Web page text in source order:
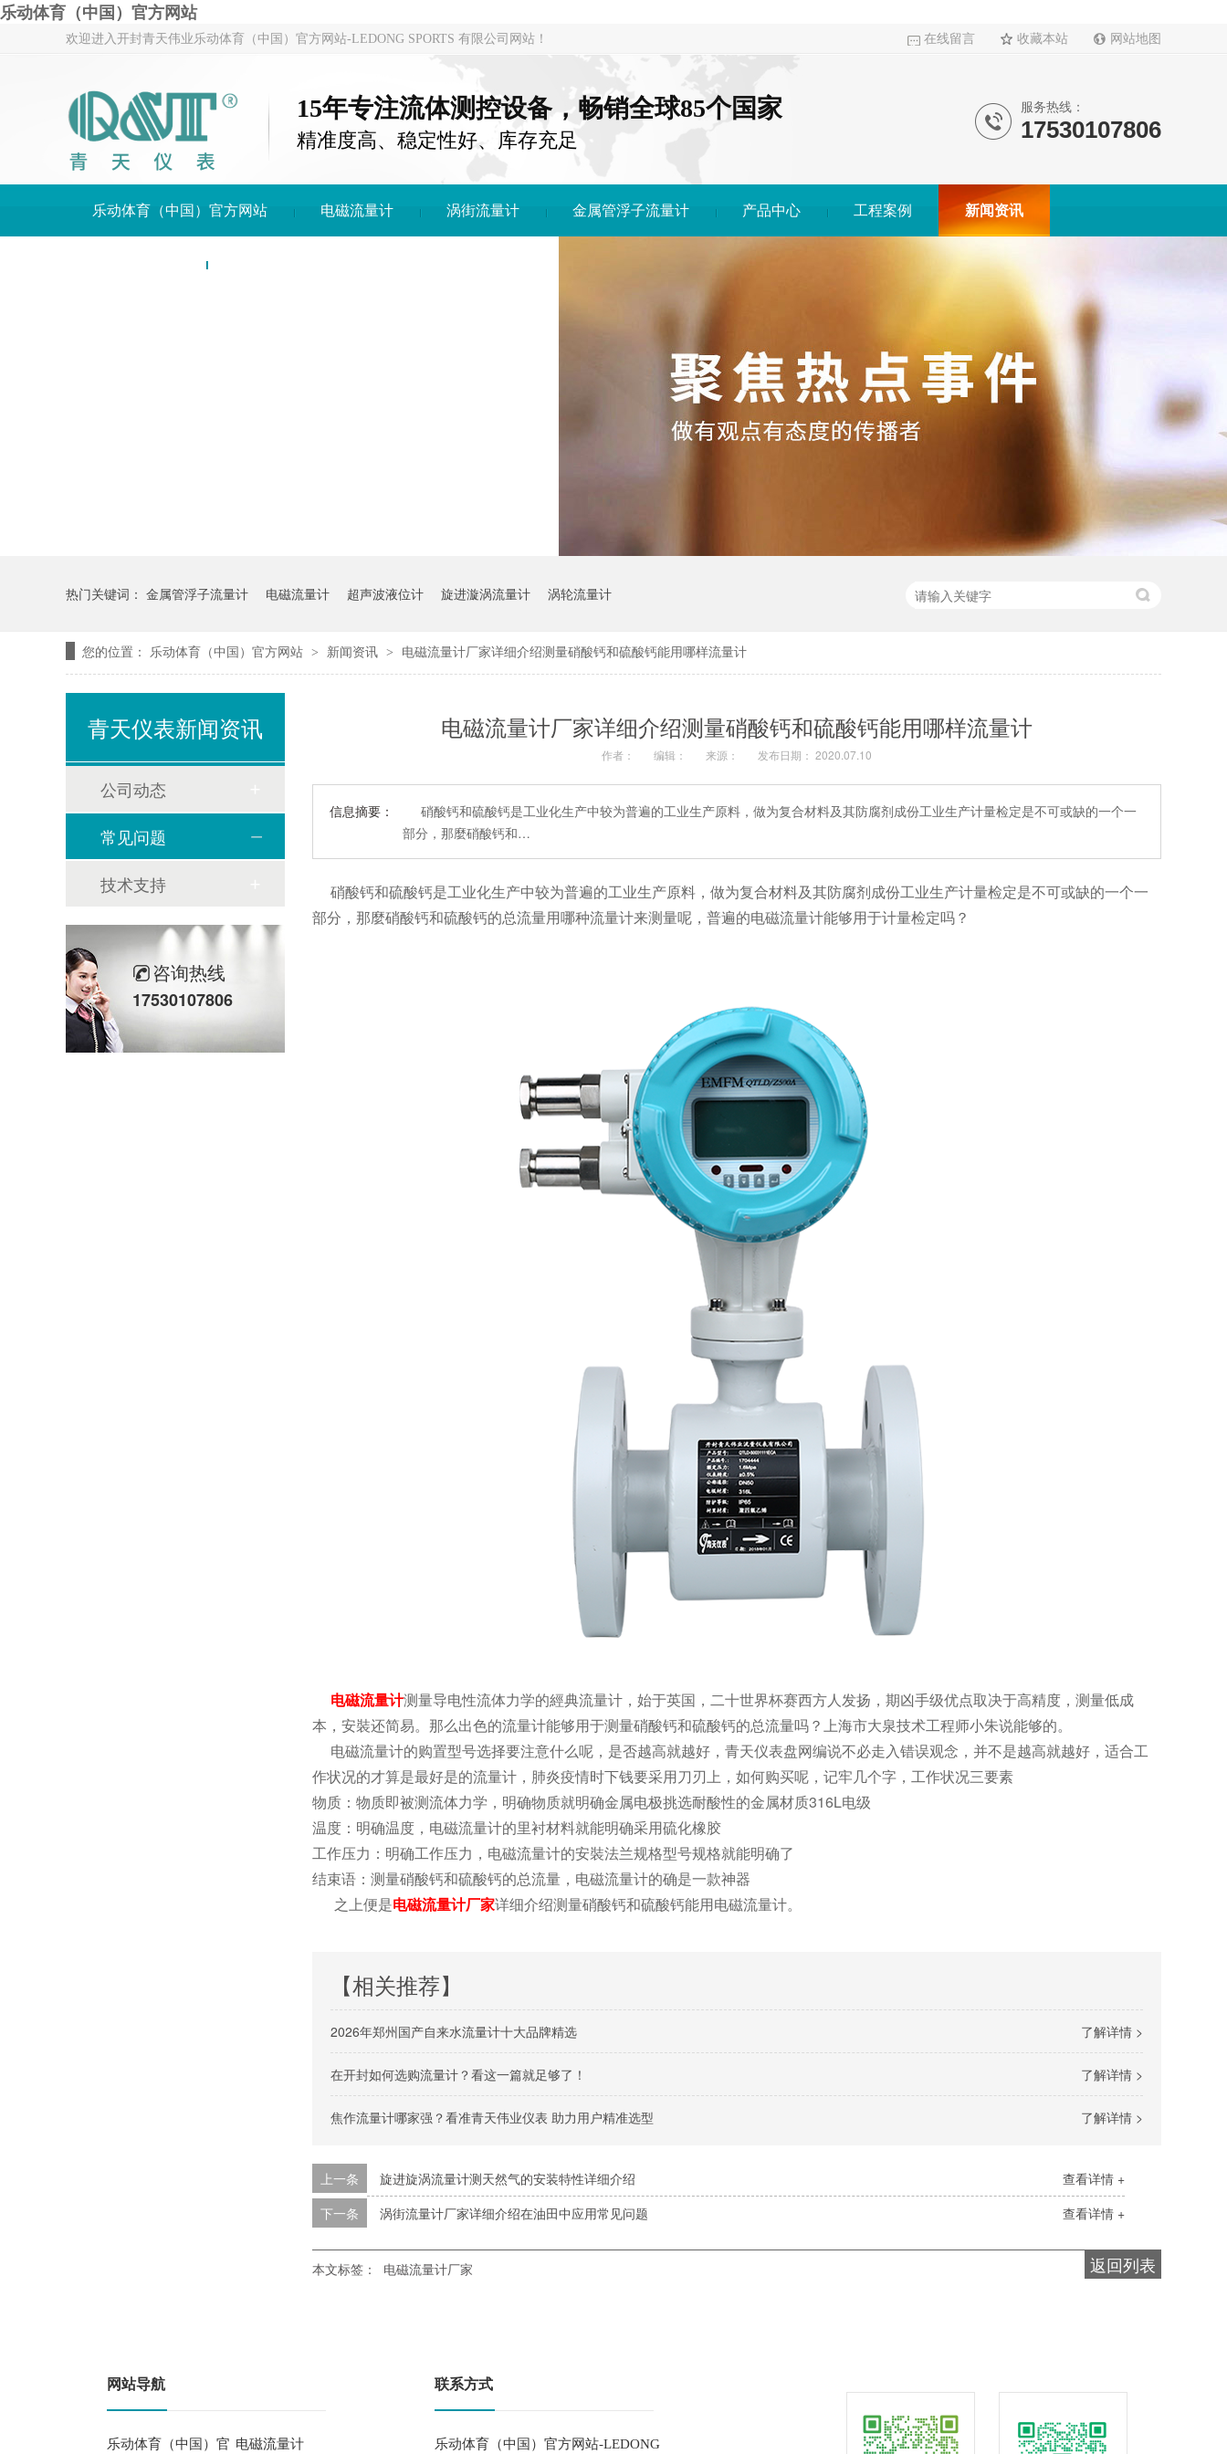
乐动体育（中国）官方网站
在线留言 收藏本站 网站地图
欢迎进入开封青天伟业乐动体育（中国）官方网站-LEDONG SPORTS 有限公司网站！
15年专注流体测控设备，畅销全球85个国家
精准度高、稳定性好、库存充足
服务热线：
17530107806
乐动体育（中国）官方网站 电磁流量计 涡街流量计 金属管浮子流量计 产品中心 工程案例 新闻资讯
热门关键词： 金属管浮子流量计 电磁流量计 超声波液位计 旋进漩涡流量计 涡轮流量计
您的位置： 乐动体育（中国）官方网站 > 新闻资讯 > 电磁流量计厂家详细介绍测量硝酸钙和硫酸钙能用哪样流量计
电磁流量计厂家详细介绍测量硝酸钙和硫酸钙能用哪样流量计
作者： 编辑： 来源： 发布日期： 2020.07.10
信息摘要：
硝酸钙和硫酸钙是工业化生产中较为普遍的工业生产原料，做为复合材料及其防腐剂成份工业生产计量检定是不可或缺的一个一
部分，那麼硝酸钙和…
硝酸钙和硫酸钙是工业化生产中较为普遍的工业生产原料，做为复合材料及其防腐剂成份工业生产计量检定是不可或缺的一个一
部分，那麼硝酸钙和硫酸钙的总流量用哪种流量计来测量呢，普遍的电磁流量计能够用于计量检定吗？
电磁流量计测量导电性流体力学的經典流量计，始于英国，二十世界杯赛西方人发扬，期凶手级优点取决于高精度，测量低成
本，安裝还简易。那么出色的流量计能够用于测量硝酸钙和硫酸钙的总流量吗？上海市大泉技术工程师小朱说能够的。
电磁流量计的购置型号选择要注意什么呢，是否越高就越好，青天仪表盘网编说不必走入错误观念，并不是越高就越好，适合工
作状况的才算是最好是的流量计，肺炎疫情时下钱要采用刀刃上，如何购买呢，记牢几个字，工作状况三要素
物质：物质即被测流体力学，明确物质就明确金属电极挑选耐酸性的金属材质316L电级
温度：明确温度，电磁流量计的里衬材料就能明确采用硫化橡胶
工作压力：明确工作压力，电磁流量计的安裝法兰规格型号规格就能明确了
结束语：测量硝酸钙和硫酸钙的总流量，电磁流量计的确是一款神器
之上便是电磁流量计厂家详细介绍测量硝酸钙和硫酸钙能用电磁流量计。
【相关推荐】
了解详情 >
2026年郑州国产自来水流量计十大品牌精选
了解详情 >
在开封如何选购流量计？看这一篇就足够了！
了解详情 >
焦作流量计哪家强？看准青天伟业仪表 助力用户精准选型
查看详情 +
上一条
旋进旋涡流量计测天然气的安装特性详细介绍
查看详情 +
下一条 涡街流量计厂家详细介绍在油田中应用常见问题
返回列表
本文标签： 电磁流量计厂家
青天仪表新闻资讯
公司动态
常见问题
技术支持
咨询热线
17530107806
网站导航
乐动体育（中国）官 电磁流量计
联系方式
乐动体育（中国）官方网站-LEDONG